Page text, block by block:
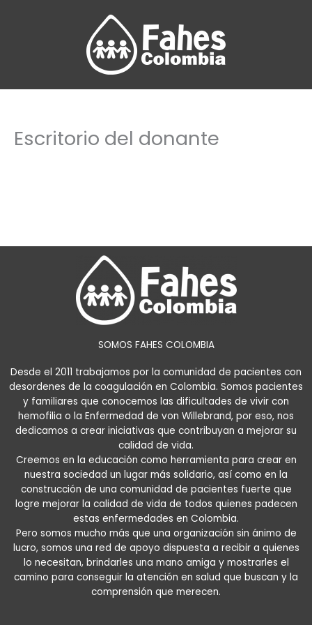
Escritorio del donante
SOMOS FAHES COLOMBIA
Desde el 2011 trabajamos por la comunidad de pacientes con
desordenes de la coagulación en Colombia. Somos pacientes
y familiares que conocemos las dificultades de vivir con
hemofilia o la Enfermedad de von Willebrand, por eso, nos
dedicamos a crear iniciativas que contribuyan a mejorar su
calidad de vida.
Creemos en la educación como herramienta para crear en
nuestra sociedad un lugar más solidario, así como en la
construcción de una comunidad de pacientes fuerte que
logre mejorar la calidad de vida de todos quienes padecen
estas enfermedades en Colombia.
Pero somos mucho más que una organización sin ánimo de
lucro, somos una red de apoyo dispuesta a recibir a quienes
lo necesitan, brindarles una mano amiga y mostrarles el
camino para conseguir la atención en salud que buscan y la
comprensión que merecen.